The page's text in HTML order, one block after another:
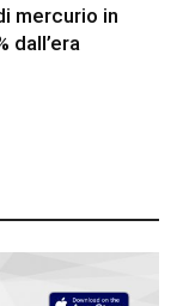
mercurio in
dall’era